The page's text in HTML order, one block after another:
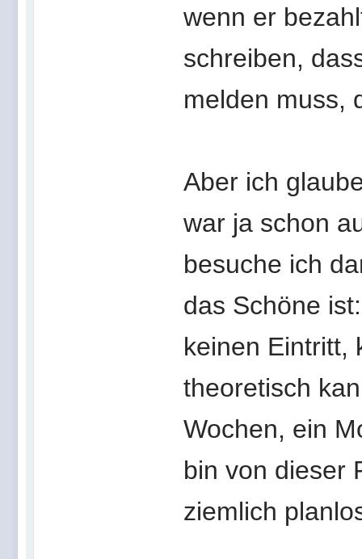
wenn er
schreiben,
melden muss,
Aber ich
war ja schon
besuche ich
das Schöne
keinen Eintritt,
theoretisch
Wochen, ein
bin von dieser
ziemlich